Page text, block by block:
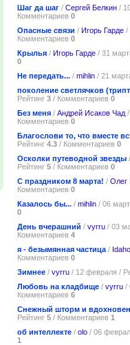
Шаг да шаг / Сергей Белкин /
Комментариев 0
Опасные связи / Игорь Гарде /
Комментариев 0
Крылья / Игорь Гарде / 31
0
Не передать... / mihlin / 21
поколение светлячков
Рейтинг 3 / Комментариев 0
Без меня / Андрей Исаков Чад
Комментариев 0
Благослови то, что вместе
Рейтинг 4.3 / Комментариев 0
Осколки путеводной звезды
Рейтинг 5 / Комментариев 0
С праздником 8 марта! / Олег
Комментариев 0
Казалось бы... / mihlin / 06
0
День вчерашний / vyrru / 03
Комментариев 4
я - безымянная частица / Idaho
Комментариев 0
Зимнее / vyrru / 12 февраля /
Любовь на кладбище / vyrru /
Комментариев 6
Снежный шторм и
Рейтинг 5 / Комментариев 1
об интеллекте / olo / 06
1